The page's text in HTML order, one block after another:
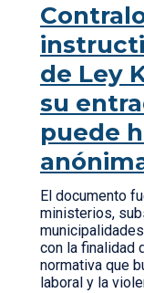
de Ley
su
puede
El documento
ministerios,
con la finalidad
normativa que
laboral y la